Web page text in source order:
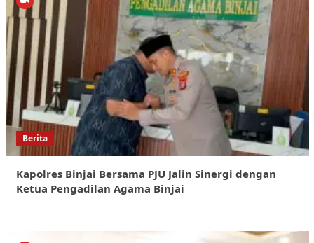
Berita
Kapolres Binjai Bersama PJU Jalin Sinergi dengan
Ketua Pengadilan Agama Binjai